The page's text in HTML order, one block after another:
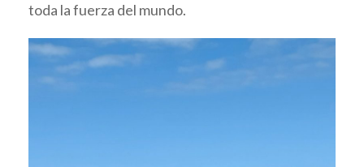
toda la fuerza del mundo.